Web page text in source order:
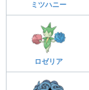
ミツハニー
ロゼリア